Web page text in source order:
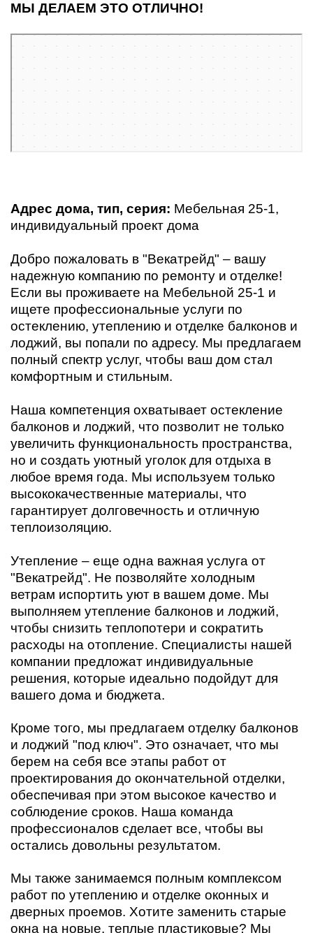
МЫ ДЕЛАЕМ ЭТО ОТЛИЧНО!
Адрес дома, тип, серия: Мебельная 25-1,
индивидуальный проект дома
Добро пожаловать в "Векатрейд" – вашу
надежную компанию по ремонту и отделке!
Если вы проживаете на Мебельной 25-1 и
ищете профессиональные услуги по
остеклению, утеплению и отделке балконов и
лоджий, вы попали по адресу. Мы предлагаем
полный спектр услуг, чтобы ваш дом стал
комфортным и стильным.
Наша компетенция охватывает остекление
балконов и лоджий, что позволит не только
увеличить функциональность пространства,
но и создать уютный уголок для отдыха в
любое время года. Мы используем только
высококачественные материалы, что
гарантирует долговечность и отличную
теплоизоляцию.
Утепление – еще одна важная услуга от
"Векатрейд". Не позволяйте холодным
ветрам испортить уют в вашем доме. Мы
выполняем утепление балконов и лоджий,
чтобы снизить теплопотери и сократить
расходы на отопление. Специалисты нашей
компании предложат индивидуальные
решения, которые идеально подойдут для
вашего дома и бюджета.
Кроме того, мы предлагаем отделку балконов
и лоджий "под ключ". Это означает, что мы
берем на себя все этапы работ от
проектирования до окончательной отделки,
обеспечивая при этом высокое качество и
соблюдение сроков. Наша команда
профессионалов сделает все, чтобы вы
остались довольны результатом.
Мы также занимаемся полным комплексом
работ по утеплению и отделке оконных и
дверных проемов. Хотите заменить старые
окна на новые, теплые пластиковые? Мы